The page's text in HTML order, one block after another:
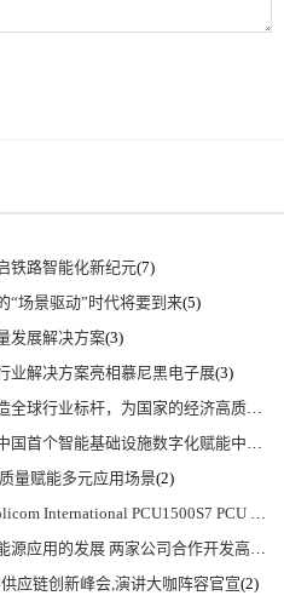
铁路智能化新纪元(7)
“场景驱动”时代将要到来(5)
发展解决方案(3)
业解决方案亮相慕尼黑电子展(3)
质量发展贡献更大力量|上海电气集团党委书记、董事长吴磊来访
首个智能基础设施数字化赋能中心
量赋能多元应用场景(2)
PCU1500S7 PCU 1500 S7 V4.5.0
发高性能储能和太阳能组串式逆变器方案 以实现可持续的未来
应链创新峰会,演讲大咖阵容官宣(2)